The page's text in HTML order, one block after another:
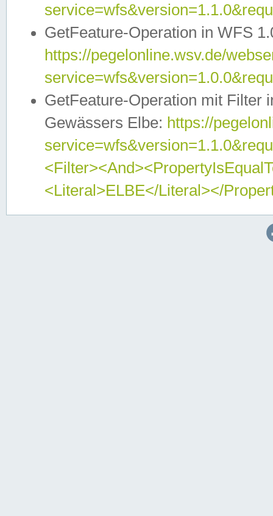
GetFeature-Operation in WFS
https://pegelonline.wsv.de/
GetFeature-Operation mit Filter
Gewässers Elbe: https://
<Literal>ELBE</Literal></